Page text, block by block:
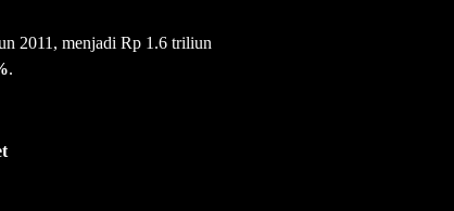
2011, menjadi Rp 1.6 triliun
.